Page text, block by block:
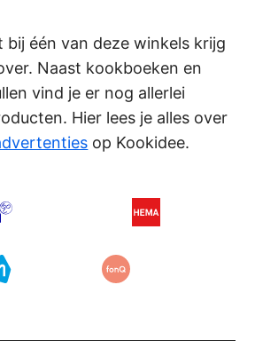
bij één van deze winkels krijg
Naast kookboeken en
vind je er nog allerlei
Hier lees je alles over
op Kookidee.